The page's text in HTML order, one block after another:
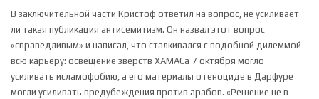
В заключительной части Кристоф ответил на вопрос, не усиливает
ли такая публикация антисемитизм. Он назвал этот вопрос
«справедливым» и написал, что сталкивался с подобной дилеммой
всю карьеру: освещение зверств ХАМАСа 7 октября могло
усиливать исламофобию, а его материалы о геноциде в Дарфуре
могли усиливать предубеждения против арабов. «Решение не в